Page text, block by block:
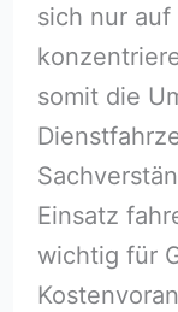
sich nur
somit die
Einsatz
wichtig für